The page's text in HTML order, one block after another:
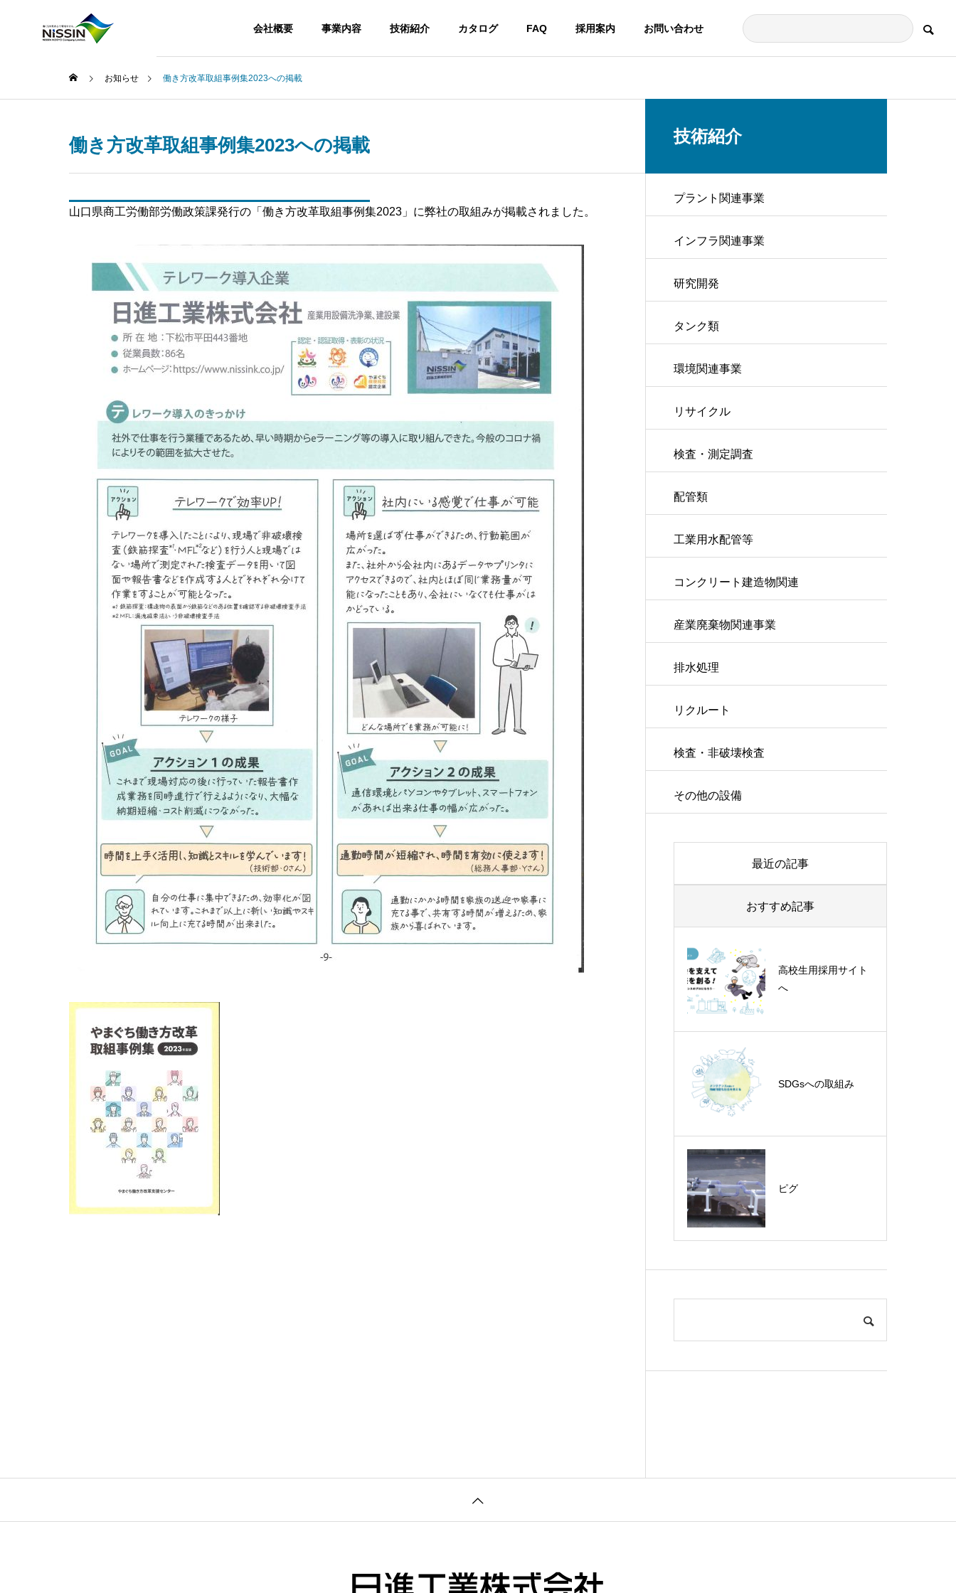
会社概要 事業内容 技術紹介 カタログ FAQ 採用案内 お問い合わせ
お知らせ 働き方改革取組事例集2023への掲載
働き方改革取組事例集2023への掲載
山口県商工労働部労働政策課発行の「働き方改革取組事例集2023」に弊社の取組みが掲載されました。
技術紹介
プラント関連事業
インフラ関連事業
研究開発
タンク類
環境関連事業
リサイクル
検査・測定調査
配管類
工業用水配管等
コンクリート建造物関連
産業廃棄物関連事業
排水処理
リクルート
検査・非破壊検査
その他の設備
最近の記事
おすすめ記事
高校生用採用サイト
へ
SDGsへの取組み
ピグ